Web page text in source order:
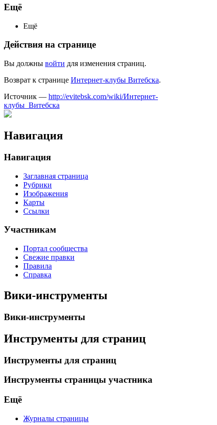
Ещё
Ещё
Действия на странице
Вы должны войти для изменения страниц.
Возврат к странице Интернет-клубы Витебска.
Источник — http://evitebsk.com/wiki/Интернет-
клубы_Витебска
Навигация
Навигация
Заглавная страница
Рубрики
Изображения
Карты
Ссылки
Участникам
Портал сообщества
Свежие правки
Правила
Справка
Вики-инструменты
Вики-инструменты
Инструменты для страниц
Инструменты для страниц
Инструменты страницы участника
Ещё
Журналы страницы